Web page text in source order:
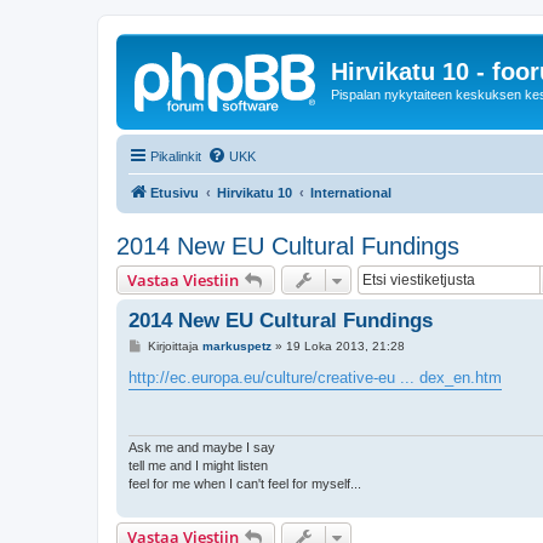
Hirvikatu 10 -
Pispalan nykytaiteen keskuksen
Pikalinkit UKK
Etusivu Hirvikatu 10 International
2014 New EU Cultural Fundings
Vastaa Viestiin
2014 New EU Cultural Fundings
V
e
s
Kirjoittaja markuspetz» 19 Loka 2013, 21:28
http://ec.europa.eu/culture/creative-eu ... dex_en.htm
Ask me and maybe I say
tell me and I might listen
feel for me when I can't feel for myself...
Vastaa Viestiin